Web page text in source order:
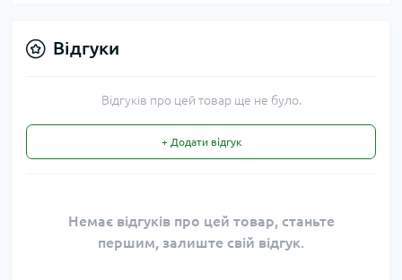
Відгуки
Відгуків про цей товар ще не було.
+ Додати відгук
Немає відгуків про цей товар, станьте
першим, залиште свій відгук.